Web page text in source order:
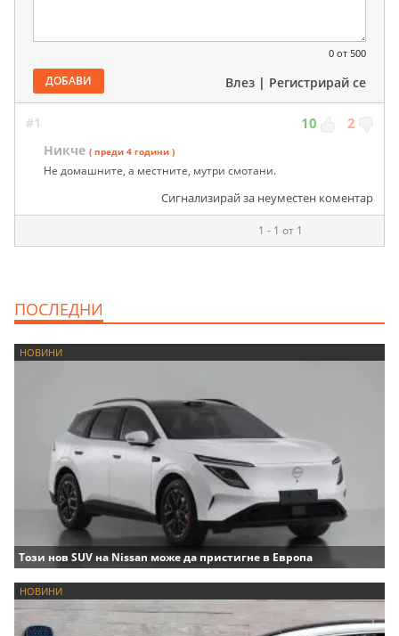
0 от 500
ДОБАВИ Влез | Регистрирай се
#1 10 2
Никче ( преди 4 години )
Не домашните, а местните, мутри смотани.
Сигнализирай за неуместен коментар
1 - 1 от 1
ПОСЛЕДНИ
НОВИНИ
Този нов SUV на Nissan може да пристигне в Европа
НОВИНИ